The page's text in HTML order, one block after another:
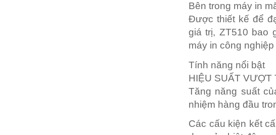
Bên trong máy in
Được thiết kế để
giá trị, ZT510 bao
máy in công
Tính năng nổi bật
HIỆU SUẤT VƯỢT
Tăng năng suất
nhiệm hàng đầu
Các cấu kiện kết